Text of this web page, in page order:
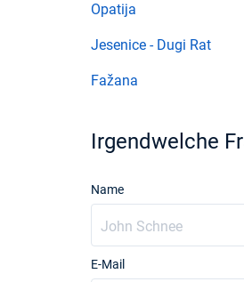
Opatija
Jesenice - Dugi Rat
Fažana
Irgendwelche
Name
E-Mail